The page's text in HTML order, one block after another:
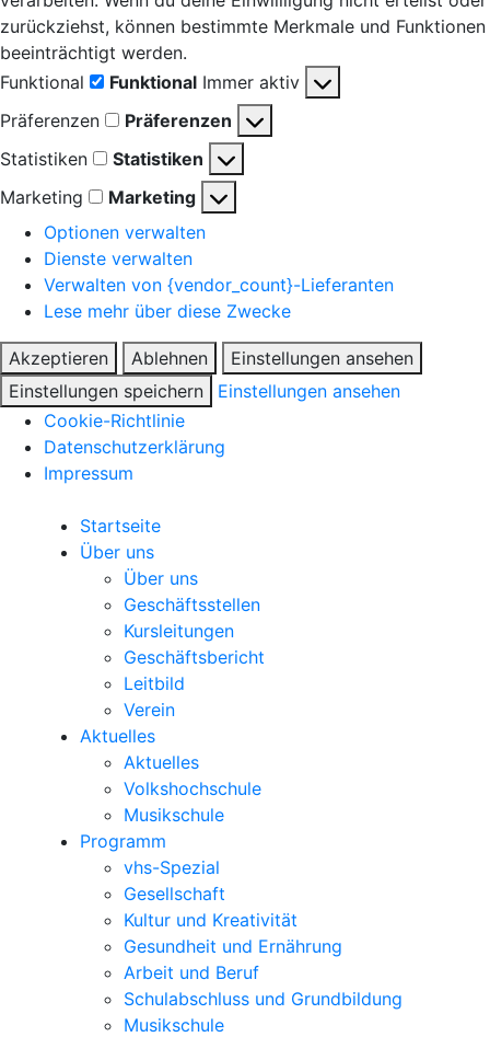
zurückziehst, können bestimmte Merkmale und Funktionen
beeinträchtigt werden.
Funktional
Funktional Immer aktiv
Präferenzen
Präferenzen
Statistiken
Statistiken
Marketing
Marketing
Optionen verwalten
Dienste verwalten
Verwalten von {vendor_count}-Lieferanten
Lese mehr über diese Zwecke
Akzeptieren Ablehnen
Einstellungen ansehen
Einstellungen speichern
Einstellungen ansehen
Cookie-Richtlinie
Datenschutzerklärung
Impressum
Startseite
Über uns
Über uns
Geschäftsstellen
Kursleitungen
Geschäftsbericht
Leitbild
Verein
Aktuelles
Aktuelles
Volkshochschule
Musikschule
Programm
vhs-Spezial
Gesellschaft
Kultur und Kreativität
Gesundheit und Ernährung
Arbeit und Beruf
Schulabschluss und Grundbildung
Musikschule